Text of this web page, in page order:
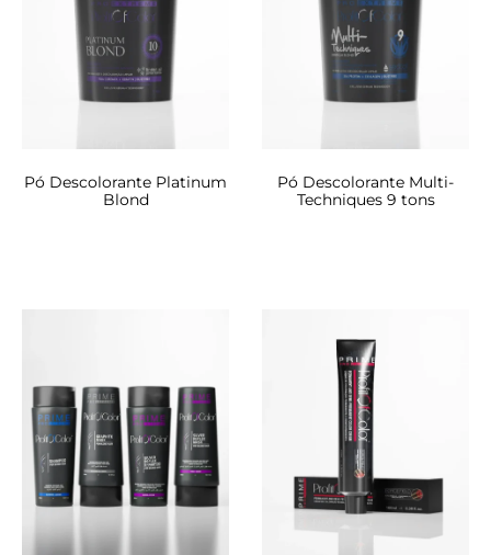
Pó Descolorante Platinum
Blond
Pó Descolorante Multi-
Techniques 9 tons